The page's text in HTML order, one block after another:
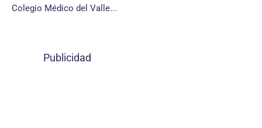
Colegio Médico del Valle...
Publicidad